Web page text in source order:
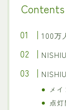
Contents
100万
メ
点